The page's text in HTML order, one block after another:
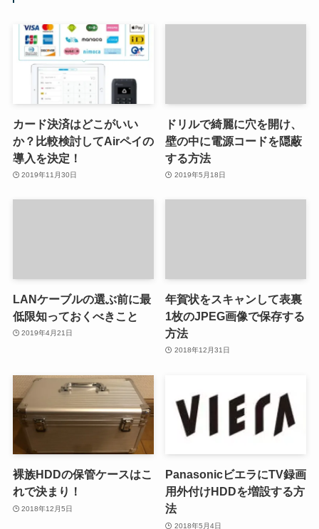
カード決済はどこがいい
か？比較検討してAirペイの
導入を決定！
2019年11月30日
ドリルで綺麗に穴を開け、
壁の中に電源コードを隠蔽
する方法
2019年5月18日
LANケーブルの選ぶ前に最
低限知っておくべきこと
2019年4月21日
年賀状をスキャンして表裏
1枚のJPEG画像で保存する
方法
2018年12月31日
裸族HDDの保管ケースはこ
れで決まり！
2018年12月5日
PanasonicビエラにTV録画
用外付けHDDを増設する方
法
2018年5月4日